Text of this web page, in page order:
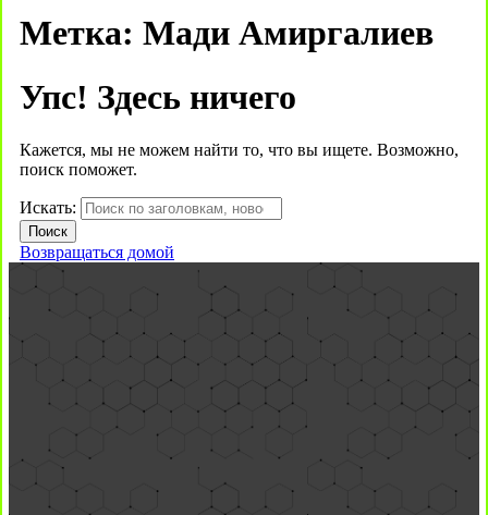
Метка: Мади Амиргалиев
Упс! Здесь ничего
Кажется, мы не можем найти то, что вы ищете. Возможно,
поиск поможет.
Искать:
Возвращаться домой